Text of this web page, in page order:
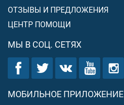
ОТЗЫВЫ И ПРЕДЛОЖЕНИЯ
ЦЕНТР ПОМОЩИ
МЫ В СОЦ. СЕТЯХ
МОБИЛЬНОЕ ПРИЛОЖЕНИЕ